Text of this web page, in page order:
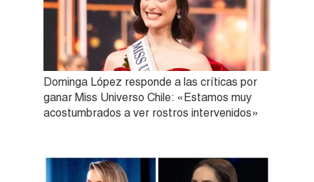
Dominga López responde a las críticas por
ganar Miss Universo Chile: «Estamos muy
acostumbrados a ver rostros intervenidos»